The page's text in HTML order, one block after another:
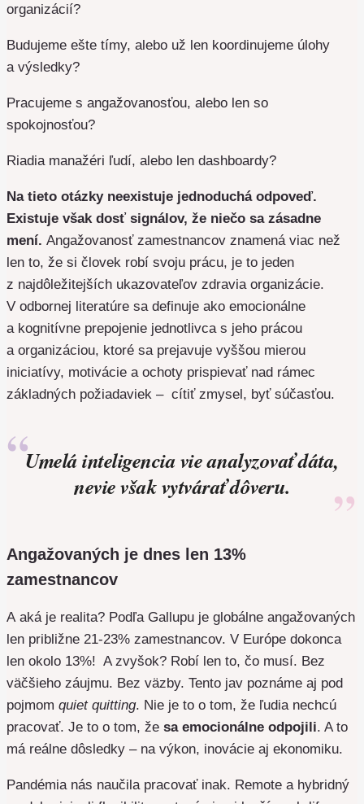
organizácií?
Budujeme ešte tímy, alebo už len koordinujeme úlohy
a výsledky?
Pracujeme s angažovanosťou, alebo len so
spokojnosťou?
Riadia manažéri ľudí, alebo len dashboardy?
Na tieto otázky neexistuje jednoduchá odpoveď.
Existuje však dosť signálov, že niečo sa zásadne
mení. Angažovanosť zamestnancov znamená viac než
len to, že si človek robí svoju prácu, je to jeden
z najdôležitejších ukazovateľov zdravia organizácie.
V odbornej literatúre sa definuje ako emocionálne
a kognitívne prepojenie jednotlivca s jeho prácou
a organizáciou, ktoré sa prejavuje vyššou mierou
iniciatívy, motivácie a ochoty prispievať nad rámec
základných požiadaviek – cítiť zmysel, byť súčasťou.
Umelá inteligencia vie analyzovať dáta,
nevie však vytvárať dôveru.
Angažovaných je dnes len 13%
zamestnancov
A aká je realita? Podľa Gallupu je globálne angažovaných
len približne 21-23% zamestnancov. V Európe dokonca
len okolo 13%! A zvyšok? Robí len to, čo musí. Bez
väčšieho záujmu. Bez väzby. Tento jav poznáme aj pod
pojmom quiet quitting. Nie je to o tom, že ľudia nechcú
pracovať. Je to o tom, že sa emocionálne odpojili. A to
má reálne dôsledky – na výkon, inovácie aj ekonomiku.
Pandémia nás naučila pracovať inak. Remote a hybridný